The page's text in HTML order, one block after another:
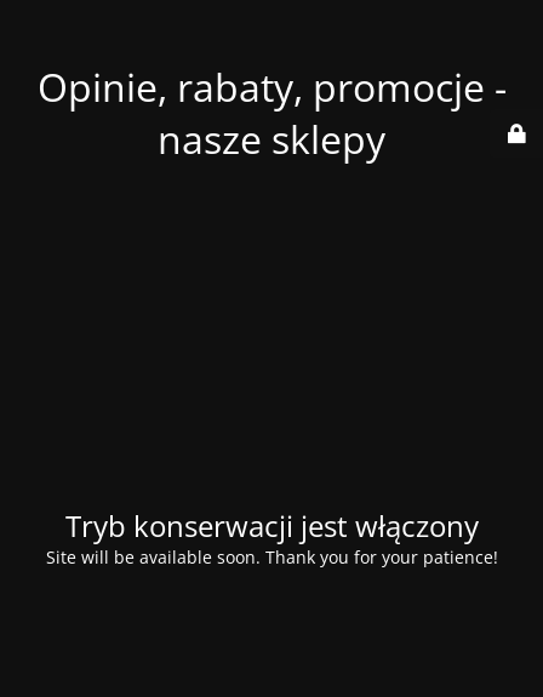
Opinie, rabaty, promocje -
nasze sklepy
Tryb konserwacji jest włączony
Site will be available soon. Thank you for your patience!